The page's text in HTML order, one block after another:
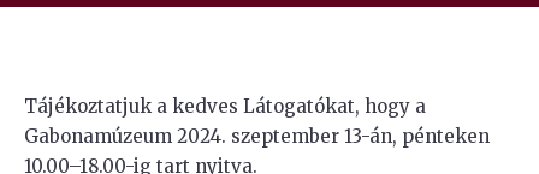
Tájékoztatjuk a kedves Látogatókat, hogy a
Gabonamúzeum 2024. szeptember 13-án, pénteken
10.00–18.00-ig tart nyitva.